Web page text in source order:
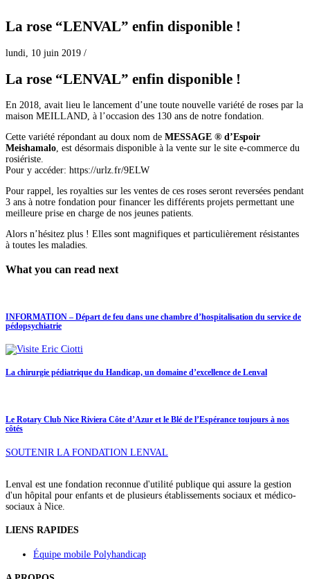
La rose “LENVAL” enfin disponible !
lundi, 10 juin 2019 /
La rose “LENVAL” enfin disponible !
En 2018, avait lieu le lancement d’une toute nouvelle variété de roses par la
maison MEILLAND, à l’occasion des 130 ans de notre fondation.
Cette variété répondant au doux nom de MESSAGE ® d’Espoir
Meishamalo, est désormais disponible à la vente sur le site e-commerce du
rosiériste.
Pour y accéder: https://urlz.fr/9ELW
Pour rappel, les royalties sur les ventes de ces roses seront reversées pendant
3 ans à notre fondation pour financer les différents projets permettant une
meilleure prise en charge de nos jeunes patients.
Alors n’hésitez plus ! Elles sont magnifiques et particulièrement résistantes
à toutes les maladies.
What you can read next
INFORMATION – Départ de feu dans une chambre d’hospitalisation du service de
pédopsychiatrie
La chirurgie pédiatrique du Handicap, un domaine d’excellence de Lenval
Le Rotary Club Nice Riviera Côte d’Azur et le Blé de l’Espérance toujours à nos
côtés
SOUTENIR LA FONDATION LENVAL
Lenval est une fondation reconnue d'utilité publique qui assure la gestion
d'un hôpital pour enfants et de plusieurs établissements sociaux et médico-
sociaux à Nice.
LIENS RAPIDES
Équipe mobile Polyhandicap